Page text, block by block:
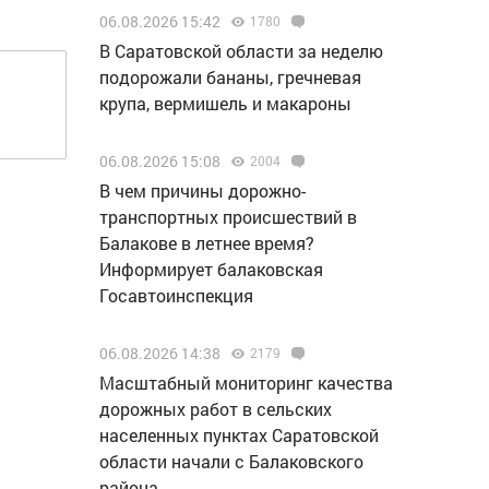
06.08.2026 15:42 1780
В Саратовской области за неделю
подорожали бананы, гречневая
крупа, вермишель и макароны
06.08.2026 15:08 2004
В чем причины дорожно-
транспортных происшествий в
Балакове в летнее время?
Информирует балаковская
Госавтоинспекция
06.08.2026 14:38 2179
Масштабный мониторинг качества
дорожных работ в сельских
населенных пунктах Саратовской
области начали с Балаковского